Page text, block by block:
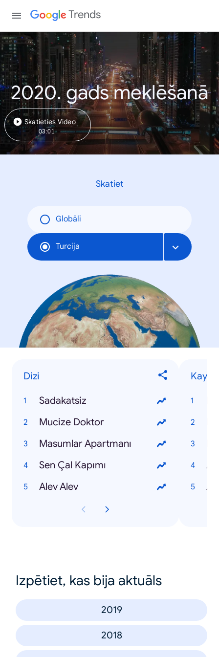
Trends
2020. gads meklēšanā
Skatieties Video
03:01
Skatiet
Globāli
Turcija
Dizi
Sadakatsiz
Mucize Doktor
Masumlar Apartmanı
Sen Çal Kapımı
Alev Alev
Izpētiet, kas bija aktuāls
2019
2018